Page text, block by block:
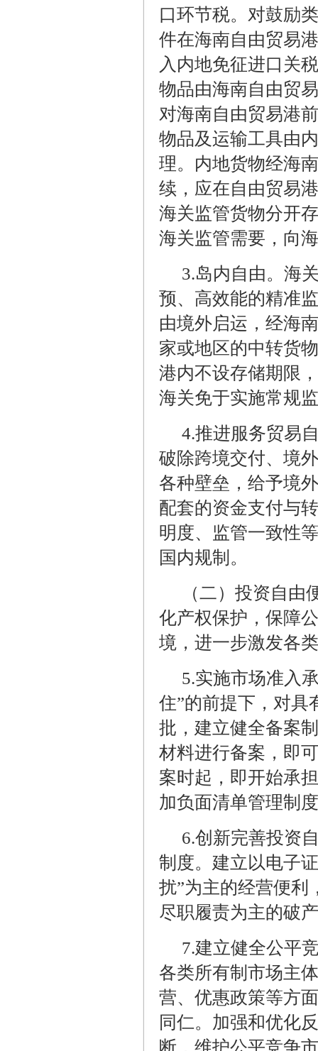
口环节税。对鼓励
件在海南自由贸易
入内地免征进口关
物品由海南自由贸
对海南自由贸易港
物品及运输工具由
理。内地货物经海
续，应在自由贸易
海关监管货物分开
海关监管需要，向
3.岛内自由。海
预、高效能的精准
由境外启运，经海
家或地区的中转货
港内不设存储期限
海关免于实施常规
4.推进服务贸易
破除跨境交付、境
各种壁垒，给予境
配套的资金支付与
明度、监管一致性
国内规制。
（二）投资自
化产权保护，保障
境，进一步激发各
5.实施市场准入
住”的前提下，对具
批，建立健全备案
材料进行备案，即
案时起，即开始承
加负面清单管理制
6.创新完善投资
制度。建立以电子
扰”为主的经营便利
尽职履责为主的破
7.建立健全公平
各类所有制市场主
营、优惠政策等方
同仁。加强和优化
断，维护公平竞争